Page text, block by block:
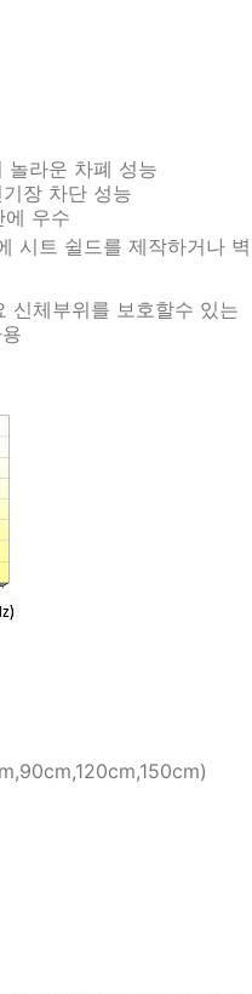
라운 차폐 성능
장 차단 성능
우수
시트 쉴드를 제작하거나 벽
신체부위를 보호할수 있는